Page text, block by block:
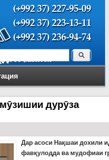
поиска Поиск
дурӯза
Дар асоси Нақшаи дохили
фавқулодда ва мудофиаи